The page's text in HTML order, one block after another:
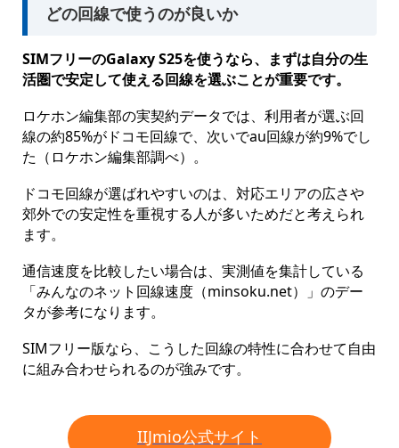
どの回線で使うのが良いか
SIMフリーのGalaxy S25を使うなら、まずは自分の生
活圏で安定して使える回線を選ぶことが重要です。
ロケホン編集部の実契約データでは、利用者が選ぶ回
線の約85%がドコモ回線で、次いでau回線が約9%でし
た（ロケホン編集部調べ）。
ドコモ回線が選ばれやすいのは、対応エリアの広さや
郊外での安定性を重視する人が多いためだと考えられ
ます。
通信速度を比較したい場合は、実測値を集計している
「みんなのネット回線速度（minsoku.net）」のデー
タが参考になります。
SIMフリー版なら、こうした回線の特性に合わせて自由
に組み合わせられるのが強みです。
IIJmio公式サイト